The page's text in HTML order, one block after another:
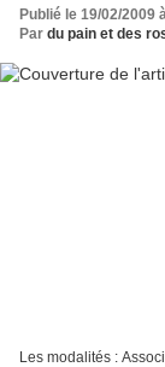
Publié le 19/02/2009
Par du pain et des
Les modalités :